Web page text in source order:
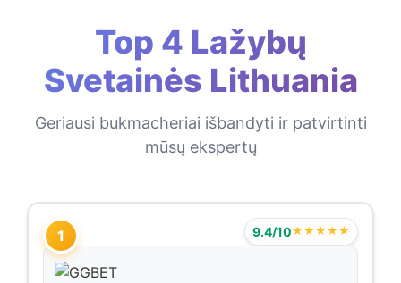
Top 4 Lažybų
Svetainės Lithuania
Geriausi bukmacheriai išbandyti ir patvirtinti
mūsų ekspertų
1 9.4/10★★★★★